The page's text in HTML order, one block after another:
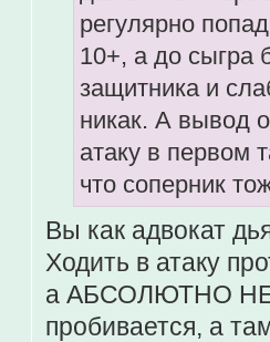
регулярно
10+, а до сыгра
защитника и
никак. А вывод
атаку в первом
что соперник
Вы как адвокат
Ходить в атаку
а АБСОЛЮТНО
пробивается, а